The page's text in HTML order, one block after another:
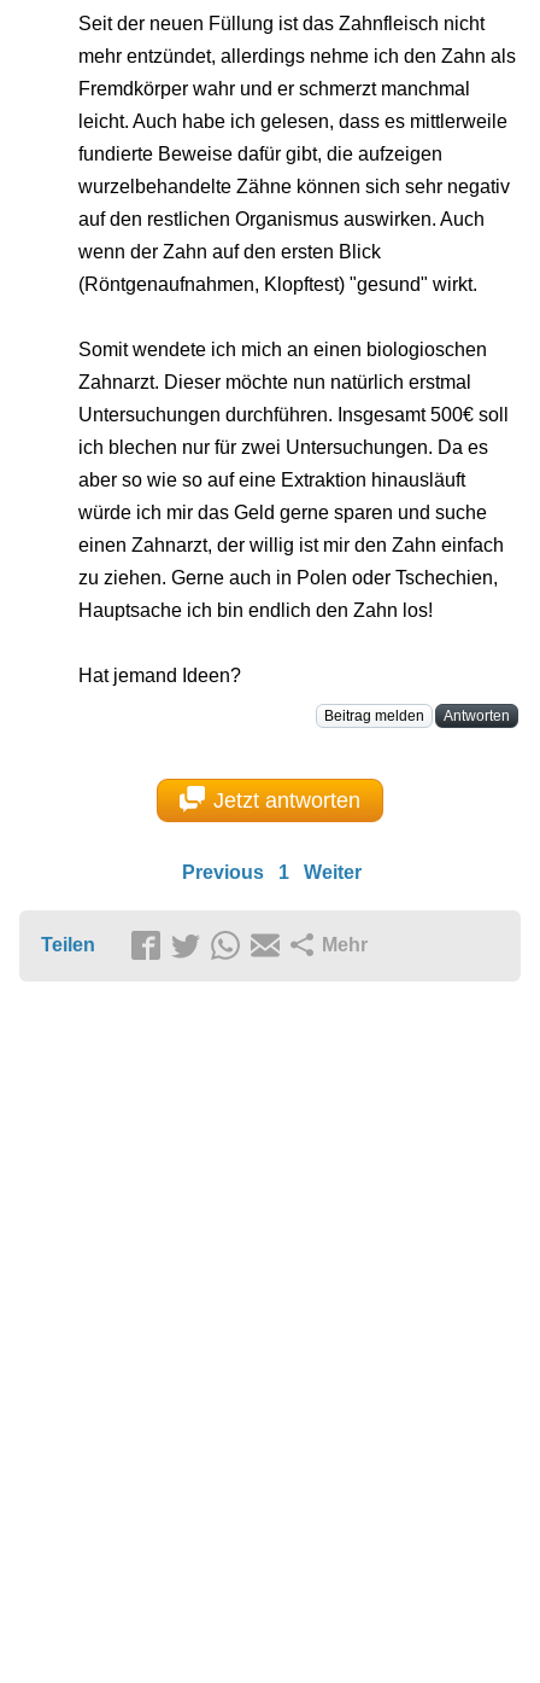
Seit der neuen Füllung ist das Zahnfleisch nicht
mehr entzündet, allerdings nehme ich den Zahn als
Fremdkörper wahr und er schmerzt manchmal
leicht. Auch habe ich gelesen, dass es mittlerweile
fundierte Beweise dafür gibt, die aufzeigen
wurzelbehandelte Zähne können sich sehr negativ
auf den restlichen Organismus auswirken. Auch
wenn der Zahn auf den ersten Blick
(Röntgenaufnahmen, Klopftest) "gesund" wirkt.
Somit wendete ich mich an einen biologioschen
Zahnarzt. Dieser möchte nun natürlich erstmal
Untersuchungen durchführen. Insgesamt 500€ soll
ich blechen nur für zwei Untersuchungen. Da es
aber so wie so auf eine Extraktion hinausläuft
würde ich mir das Geld gerne sparen und suche
einen Zahnarzt, der willig ist mir den Zahn einfach
zu ziehen. Gerne auch in Polen oder Tschechien,
Hauptsache ich bin endlich den Zahn los!
Hat jemand Ideen?
Beitrag melden Antworten
Jetzt antworten
Previous 1 Weiter
Teilen Mehr